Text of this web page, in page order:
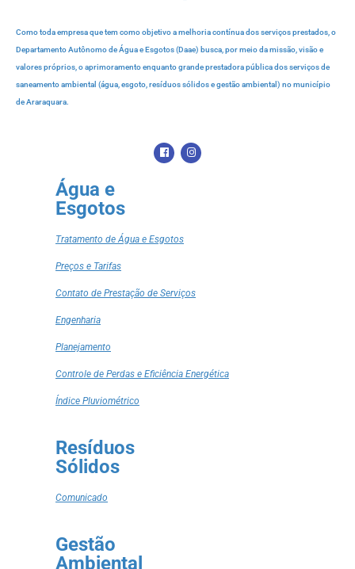
Como toda empresa que tem como objetivo a melhoria contínua dos serviços prestados, o
Departamento Autônomo de Água e Esgotos (Daae) busca, por meio da missão, visão e
valores próprios, o aprimoramento enquanto grande prestadora pública dos serviços de
saneamento ambiental (água, esgoto, resíduos sólidos e gestão ambiental) no município
de Araraquara.
Água e
Esgotos
Tratamento de Água e Esgotos
Preços e Tarifas
Contato de Prestação de Serviços
Engenharia
Planejamento
Controle de Perdas e Eficiência Energética
Índice Pluviométrico
Resíduos
Sólidos
Comunicado
Gestão
Ambiental